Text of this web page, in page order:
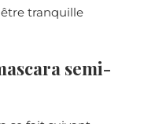
tranquille
semi-